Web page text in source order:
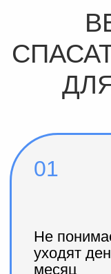
Чувствуете себя
неуверенно в
финансов
Хотите создать
безопасности,
с чего начать
план так и не